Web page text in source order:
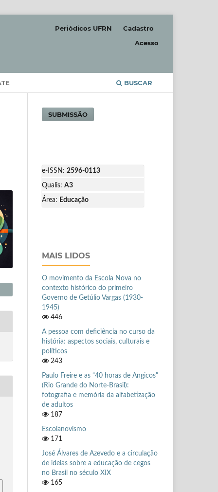
BUSCAR
Periódicos UFRN
Cadastro
Acesso
SUBMISSÃO
e-ISSN: 2596-0113
Qualis: A3
Área: Educação
MAIS LIDOS
O movimento da Escola Nova no
contexto histórico do primeiro
Governo de Getúlio Vargas (1930-
1945)
446
A pessoa com deficiência no curso da
história: aspectos sociais, culturais e
políticos
243
Paulo Freire e as “40 horas de Angicos”
(Rio Grande do Norte-Brasil):
fotografia e memória da alfabetização
de adultos
187
Escolanovismo
171
José Álvares de Azevedo e a circulação
de ideias sobre a educação de cegos
no Brasil no século XIX
165